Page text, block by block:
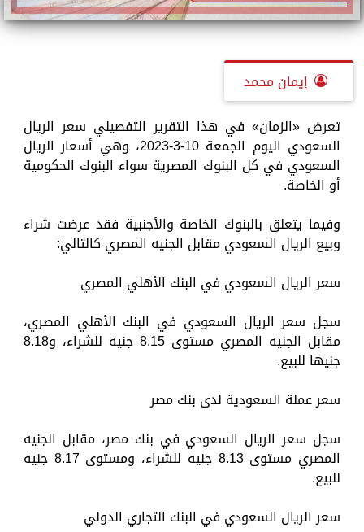
إيمان محمد
تعرض «الزمان» في هذا التقرير التفصيلي سعر الريال
السعودي اليوم الجمعة 10-3-2023، وهي أسعار الريال
السعودي في كل البنوك المصرية سواء البنوك الحكومية
أو الخاصة.
وفيما يتعلق بالبنوك الخاصة والأجنبية فقد عرضت شراء
وبيع الريال السعودي مقابل الجنيه المصري كالتالي:
سعر الريال السعودي في البنك الأهلي المصري
سجل سعر الريال السعودي في البنك الأهلي المصري،
مقابل الجنيه المصري مستوى 8.15 جنيه للشراء، و8.18
جنيها للبيع.
سعر عملة السعودية لدى بنك مصر
سجل سعر الريال السعودي في بنك مصر، مقابل الجنيه
المصري مستوى 8.13 جنيه للشراء، ومستوى 8.17 جنيه
للبيع.
سعر الريال السعودي في البنك التجاري الدولي